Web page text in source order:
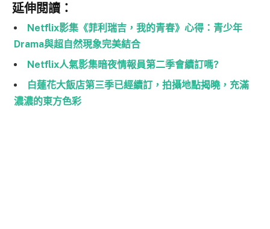
延伸閱讀：
Netflix影集《菲利瑞吉，我的青春》心得：青少年
Drama與超自然現象完美結合
Netflix人氣影集暗夜情報員第二季會續訂嗎?
白蓮花大飯店第三季已經續訂，拍攝地點揭曉，充滿
濃濃的東方色彩